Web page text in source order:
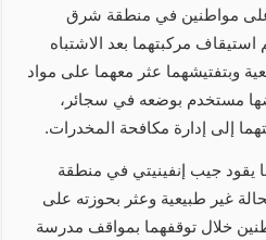
على مواطنين في منطقة شرق
مركبتهما بعد الاشتباه
وبتفتيشهما عثر معهما على مواد
مستخدم بوضعه في سجائر،
إلى إدارة مكافحة المخدرات.
يقود جيب إنفينيتي في منطقة
بحالة غير طبيعية وعثر بحوزته على
خلال توقفهما بمواقف مدرسة